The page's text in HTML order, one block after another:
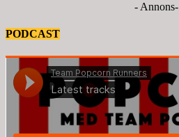
- Annons-
PODCAST